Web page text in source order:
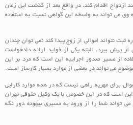
ازدواج اقدام کند. در واقع بعد از گذشت این زمان
می تواند به واسطه این گواهی نسبت به استفاده
ثبت نتواند اموالی از زوج پیدا کند نمی توان چندان
از پیش ببرد. البته یکی از فواید ارائه دادخواست
از مسیر صدور اجراییه این است که مرد بر این
می تواند در بعضی از موارد بسیار کارساز است.
برای مهریه راهی نیست که در همه موارد کارایی
این است که در این خصوص با یک وکیل حقوقی تهران
تواند شما را از ورود به مسیری بیهوده دور نگه